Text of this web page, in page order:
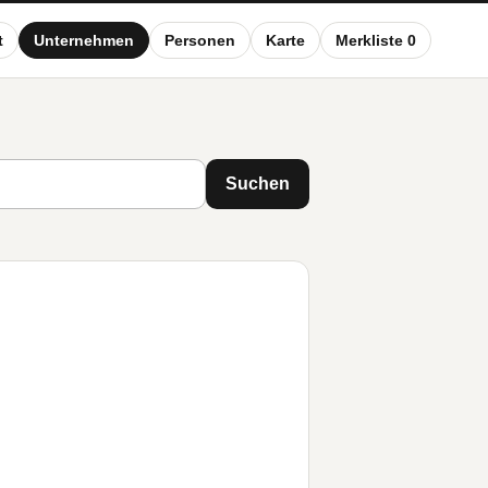
Unternehmen Personen Karte Merkliste 0
Suchen